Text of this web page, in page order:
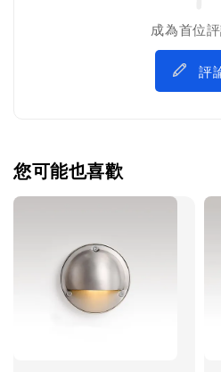
成為首位
評
您可能也喜歡